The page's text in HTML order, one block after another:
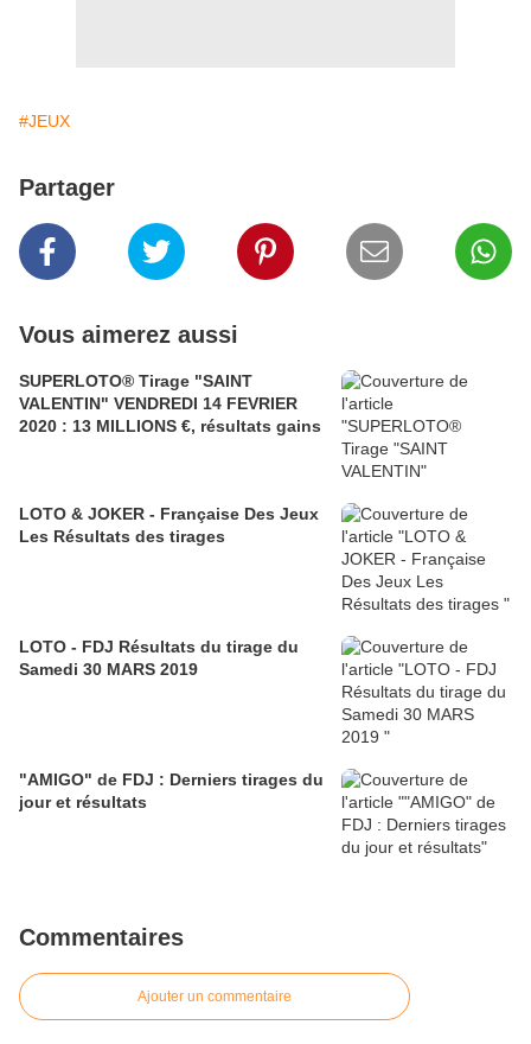
#JEUX
Partager
Vous aimerez aussi
SUPERLOTO® Tirage "SAINT
VALENTIN" VENDREDI 14 FEVRIER
2020 : 13 MILLIONS €, résultats gains
LOTO & JOKER - Française Des Jeux
Les Résultats des tirages
LOTO - FDJ Résultats du tirage du
Samedi 30 MARS 2019
"AMIGO" de FDJ : Derniers tirages du
jour et résultats
Commentaires
Ajouter un commentaire